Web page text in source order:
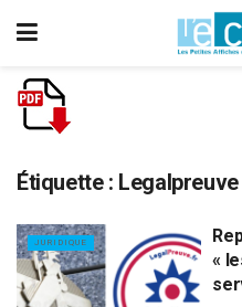
Étiquette : Legalpreuve
JURIDIQUE
«